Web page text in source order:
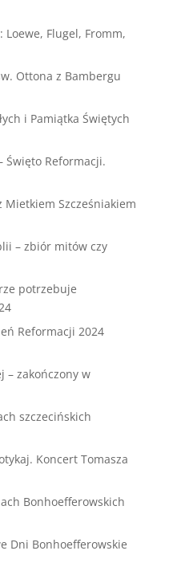
Loewe, Flugel, Fromm,
Ottona z Bambergu
i Pamiątka Świętych
Święto Reformacji.
Mietkiem Szcześniakiem
– zbiór mitów czy
potrzebuje
Reformacji 2024
– zakończony w
szczecińskich
Koncert Tomasza
Bonhoefferowskich
Dni Bonhoefferowskie